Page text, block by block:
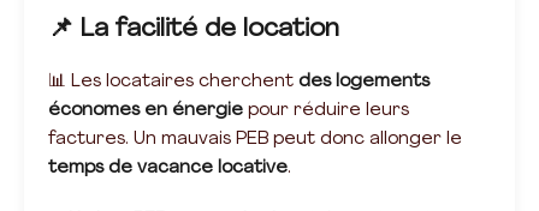
📌 La facilité de location
📊 Les locataires cherchent des logements
économes en énergie pour réduire leurs
factures. Un mauvais PEB peut donc allonger le
temps de vacance locative.